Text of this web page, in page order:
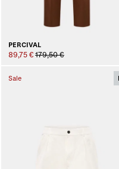
PERCIVAL
89,75 € 179,50 €
Sale